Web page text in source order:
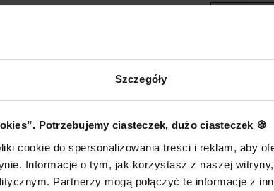
Szczegóły
Potrzebujemy ciasteczek, dużo ciasteczek 🍪
cookie do spersonalizowania treści i reklam, aby
Informacje o tym, jak korzystasz z naszej
Partnerzy mogą połączyć te informacje z
DODAJ DO